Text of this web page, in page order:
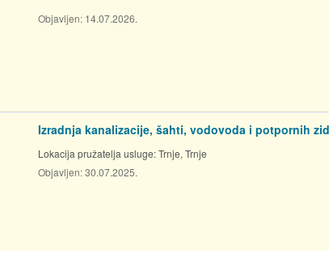
Objavljen: 14.07.2026.
Izradnja kanalizacije, šahti, vodovoda i potpornih
Lokacija pružatelja usluge:Trnje, Trnje
Objavljen:30.07.2025.